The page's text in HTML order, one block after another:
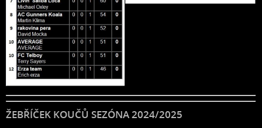
ŽEBŘÍČEK KOUČŮ SEZÓNA 2024/2025